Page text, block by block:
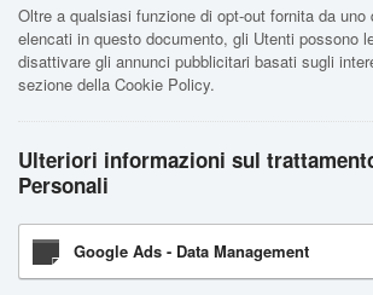
Oltre a qualsiasi funzione di opt-out fornita da
elencati in questo documento, gli Utenti possono
disattivare gli annunci pubblicitari basati sugli
sezione della Cookie Policy.
Ulteriori informazioni sul
Personali
Google Ads - Data Management